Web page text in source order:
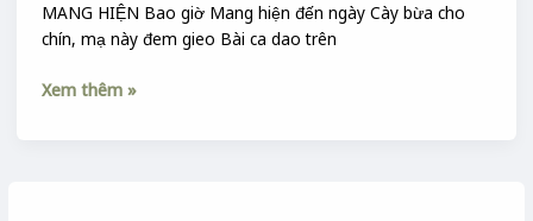
MANG HIỆN Bao giờ Mang hiện đến ngày Cày bừa cho
chín, mạ này đem gieo Bài ca dao trên
Xem thêm »